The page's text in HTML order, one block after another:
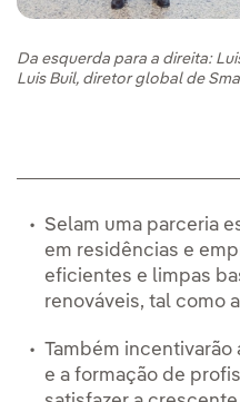
Da esquerda para a direita:
Luis Buil, diretor global de
Selam uma parceria
em residências e
eficientes e limpas
renováveis, tal como
Também
e a formação de